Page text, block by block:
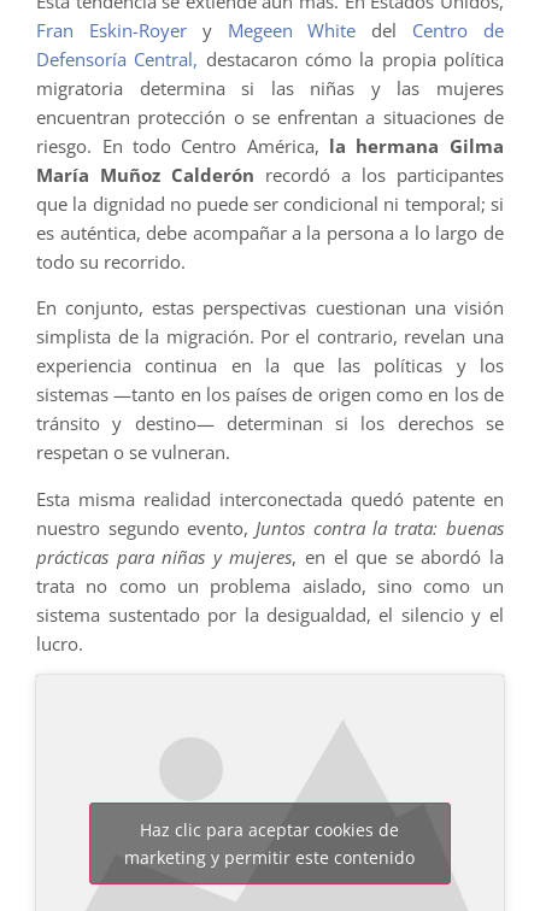
Fran Eskin-Royery Megeen White del Centro de
Defensoría Central, destacaron cómo la propia política
migratoria determina si las niñas y las mujeres
encuentran protección o se enfrentan a situaciones de
riesgo. En todo Centro América, la hermana Gilma
María Muñoz Calderón recordó a los participantes
que la dignidad no puede ser condicional ni temporal; si
es auténtica, debe acompañar a la persona a lo largo de
todo su recorrido.
En conjunto, estas perspectivas cuestionan una visión
simplista de la migración. Por el contrario, revelan una
experiencia continua en la que las políticas y los
sistemas —tanto en los países de origen como en los de
tránsito y destino— determinan si los derechos se
respetan o se vulneran.
Esta misma realidad interconectada quedó patente en
nuestro segundo evento, Juntos contra la trata: buenas
prácticas para niñas y mujeres, en el que se abordó la
trata no como un problema aislado, sino como un
sistema sustentado por la desigualdad, el silencio y el
lucro.
Haz clic para aceptar cookies de
marketing y permitir este contenido